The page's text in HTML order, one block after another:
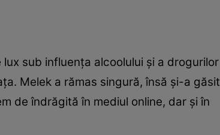
sub influența alcoolului și a drogurilor
Melek a rămas singură, însă și-a găsit
de îndrăgită în mediul online, dar și în